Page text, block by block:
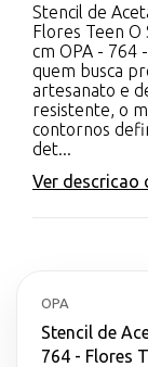
Stencil de
Flores Teen
cm OPA - 764
quem busca
artesanato e
resistente, o
contornos
det...
Ver descricao
OPA
Stencil de
764 - Flores